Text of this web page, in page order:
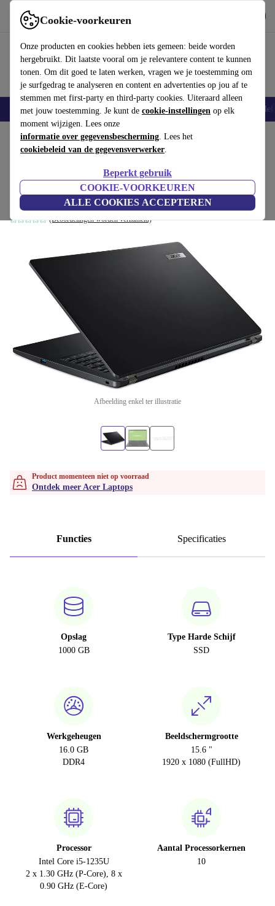
Cookie-voorkeuren
Onze producten en cookies hebben iets gemeen: beide worden
hergebruikt. Dit laatste vooral om je relevantere content te kunnen
tonen. Om dit goed te laten werken, vragen we je toestemming om
je surfgedrag te analyseren en content en advertenties op jou af te
stemmen met first-party en third-party cookies. Uiteraard alleen
met jouw toestemming. Je kunt de cookie-instellingen op elk
moment wijzigen. Lees onze
informatie over gegevensbescherming. Lees het
cookiebeleid van de gegevensverwerker.
Beperkt gebruik
COOKIE-VOORKEUREN
ALLE COOKIES ACCEPTEREN
Gebruik refurbed snel en eenvoudig
Smartphones Laptops Tablets Smartwatches Accessoires
Home Producten Laptops Acer Laptops
Acer TravelMate P2 TMP215-54 | i5-
1235U | 15.6-inch
16 GB | 1 TB SSD | FP | Win 11 Pro | CH
(Beoordelingen worden verzameld)
Afbeelding enkel ter illustratie
Product momenteen niet op voorraad
Ontdek meer Acer Laptops
Functies Specificaties
Opslag
1000 GB
Type Harde Schijf
SSD
Werkgeheugen
16.0 GB
DDR4
Beeldschermgrootte
15.6 "
1920 x 1080 (FullHD)
Processor
Intel Core i5-1235U
2 x 1.30 GHz (P-Core), 8 x
0.90 GHz (E-Core)
Aantal Processorkernen
10